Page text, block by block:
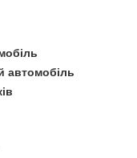
автомобіль